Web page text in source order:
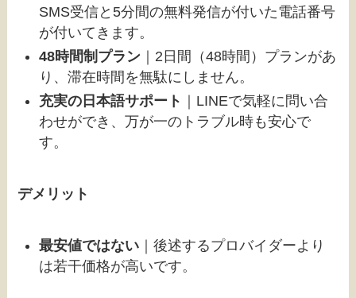
SMS受信と5分間の無料発信が付いた電話番号
が付いてきます。
48時間制プラン ｜2日間（48時間）プランがあ
り、滞在時間を無駄にしません。
充実の日本語サポート
｜LINEで気軽に問い合
わせができ、万が一のトラブル時も安心で
す。
デメリット
最安値ではない ｜後述するプロバイダーより
は若干価格が高いです。